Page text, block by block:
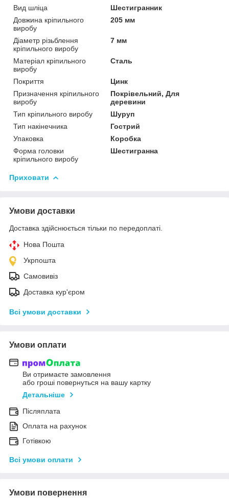
Вид шліца
Шестигранник
Довжина кріпильного
виробу
205 мм
Діаметр різьблення
кріпильного виробу
7 мм
Матеріал кріпильного
виробу
Сталь
Покриття
Цинк
Призначення кріпильного
виробу
Покрівельний, Для
деревини
Тип кріпильного виробу
Шуруп
Тип накінечника
Гострий
Упаковка
Коробка
Форма головки
кріпильного виробу
Шестигранна
Приховати
Умови доставки
Доставка здійснюється тільки по передоплаті.
Нова Пошта
Укрпошта
Самовивіз
Доставка кур'єром
Всі умови доставки
Умови оплати
Ви отримаєте замовлення
або гроші повернуться на вашу картку
Детальніше
Післяплата
Оплата на рахунок
Готівкою
Всі умови оплати
Умови повернення